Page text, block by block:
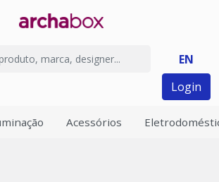
EN
Login
Acessórios